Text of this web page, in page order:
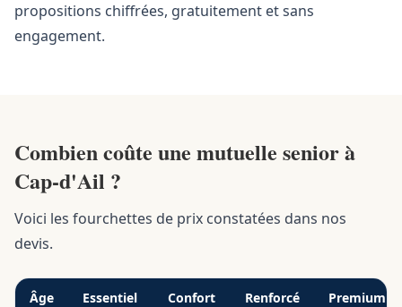
propositions chiffrées, gratuitement et sans
engagement.
Combien coûte une mutuelle senior à
Cap-d'Ail ?
Voici les fourchettes de prix constatées dans nos
devis.
Âge Essentiel Confort Renforcé Premium